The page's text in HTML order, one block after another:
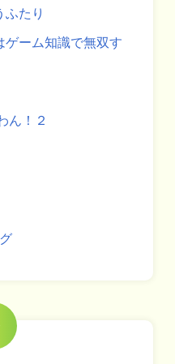
ふたり
ゲーム知識で無双す
ん！２